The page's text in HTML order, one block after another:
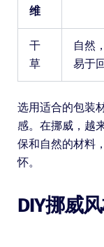
维
干
草
自然
易于
选用适合的包装
感。在挪威，越
保和自然的材料
怀。
DIY挪威